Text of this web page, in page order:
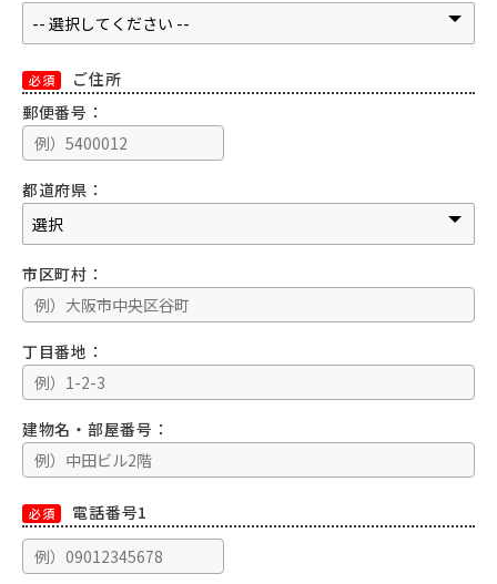
必須
ご住所
郵便番号：
都道府県：
市区町村：
丁目番地：
建物名・部屋番号：
必須 電話番号1